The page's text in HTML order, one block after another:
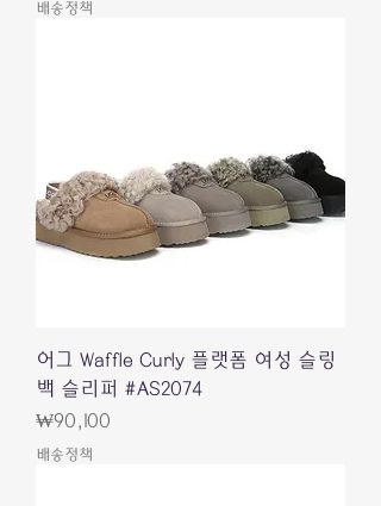
배송정책
어그 Waffle Curly 플랫폼 여성 슬링
백 슬리퍼 #AS2074
價格
₩90,100
배송정책